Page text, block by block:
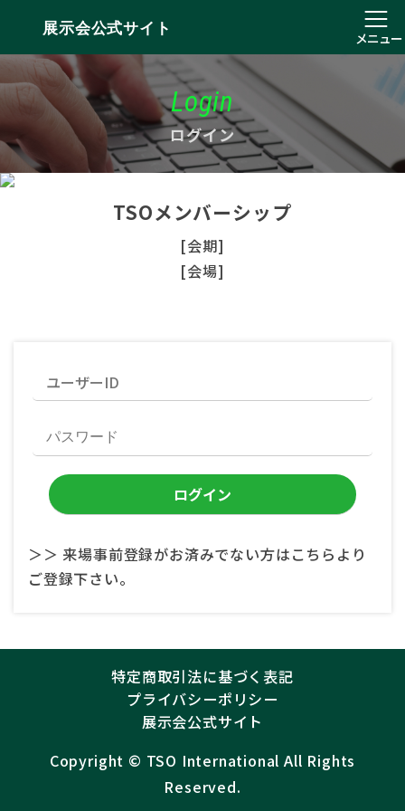
展示会公式サイト
メニュー
Login
ログイン
TSOメンバーシップ
[会期]
[会場]
＞＞ 来場事前登録がお済みでない方はこちらより
ご登録下さい。
特定商取引法に基づく表記
プライバシーポリシー
展示会公式サイト
Copyright ©︎ TSO International All Rights
Reserved.